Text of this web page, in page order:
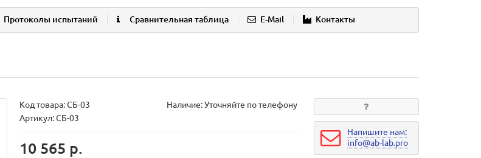
Протоколы испытаний Сравнительная таблица E-Mail Контакты
Код товара:СБ-03
Наличие: Уточняйте по телефону
Артикул: СБ-03
10 565 р.
Напишите нам:
info@ab-lab.pro